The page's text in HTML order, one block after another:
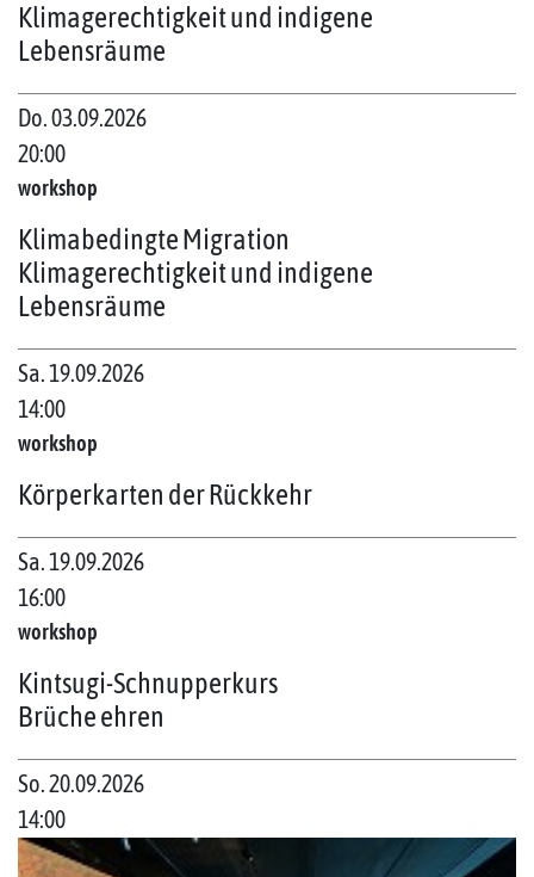
Klimagerechtigkeit und indigene
Lebensräume
Do. 03.09.2026
20:00
workshop
Klimabedingte Migration
Klimagerechtigkeit und indigene
Lebensräume
Sa. 19.09.2026
14:00
workshop
Körperkarten der Rückkehr
Sa. 19.09.2026
16:00
workshop
Kintsugi-Schnupperkurs
Brüche ehren
So. 20.09.2026
14:00